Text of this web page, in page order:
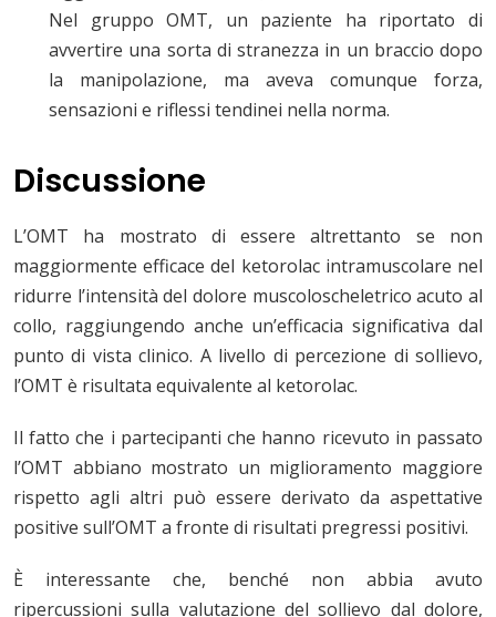
Nel gruppo OMT, un paziente ha riportato di
avvertire una sorta di stranezza in un braccio dopo
la manipolazione, ma aveva comunque forza,
sensazioni e riflessi tendinei nella norma.
Discussione
L’OMT ha mostrato di essere altrettanto se non
maggiormente efficace del ketorolac intramuscolare nel
ridurre l’intensità del dolore muscoloscheletrico acuto al
collo, raggiungendo anche un’efficacia significativa dal
punto di vista clinico. A livello di percezione di sollievo,
l’OMT è risultata equivalente al ketorolac.
Il fatto che i partecipanti che hanno ricevuto in passato
l’OMT abbiano mostrato un miglioramento maggiore
rispetto agli altri può essere derivato da aspettative
positive sull’OMT a fronte di risultati pregressi positivi.
È interessante che, benché non abbia avuto
ripercussioni sulla valutazione del sollievo dal dolore,